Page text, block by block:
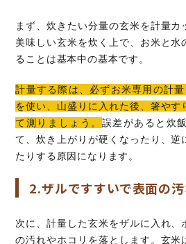
まず、炊きたい分量の玄米を計量カ
美味しい玄米を炊く上で、お米と水
ることは基本中の基本です。
計量する際は、必ずお米専用の計
を使い、山盛りに入れた後、箸やす
て測りましょう。 誤差があると炊
て、炊き上がりが硬くなったり、逆
たりする原因になります。
2.ザルですすいで表面の
次に、計量した玄米をザルに入れ、
の汚れやホコリを落とします。玄米